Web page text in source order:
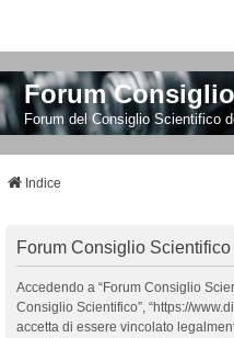
Forum
Forum del Consiglio Scientifico
Indice
Forum Consiglio
Accedendo a “Forum Consiglio
Consiglio Scientifico”, “https://
accetta di essere vincolato